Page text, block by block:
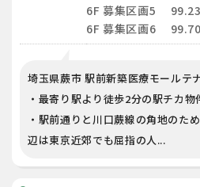
6F 募集区画5 99.23
6F 募集区画6 99.70
埼玉県蕨市 駅前新築医療モールテ
・最寄り駅より徒歩2分の駅チカ物
・駅前通りと川口蕨線の角地のた
辺は東京近郊でも屈指の人...